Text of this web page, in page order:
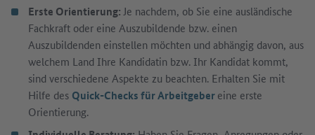
Erste Orientierung: Je nachdem, ob Sie eine ausländische
Fachkraft oder eine Auszubildende bzw. einen
Auszubildenden einstellen möchten und abhängig davon, aus
welchem Land Ihre Kandidatin bzw. Ihr Kandidat kommt,
sind verschiedene Aspekte zu beachten. Erhalten Sie mit
Hilfe des Quick-Checks für Arbeitgebereine erste
Orientierung.